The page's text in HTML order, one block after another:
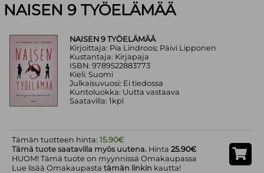
NAISEN 9 TYÖELÄMÄÄ
NAISEN 9 TYÖELÄMÄÄ
Kirjoittaja: Pia Lindroos; Päivi Lipponen
Kustantaja: Kirjapaja
ISBN: 9789522883773
Kieli: Suomi
Julkaisuvuosi: Ei tiedossa
Kuntoluokka: Uutta vastaava
Saatavilla: 1kpl
Tämän tuotteen hinta:15.90€
Tämä tuote saatavilla myös uutena. Hinta25.90€
HUOM! Tämä tuote on myynnissä Omakaupassa
Lue lisää Omakaupastatämän linkin kautta!